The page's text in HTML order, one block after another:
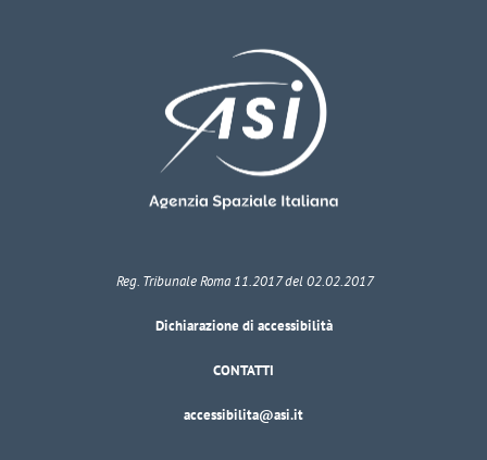
Reg. Tribunale Roma 11.2017 del 02.02.2017
Dichiarazione di accessibilità
CONTATTI
accessibilita@asi.it